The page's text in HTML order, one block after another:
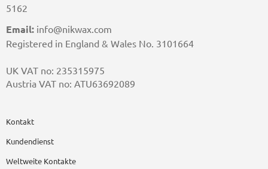
5162
Email: info@nikwax.com
Registered in England & Wales No. 3101664
UK VAT no: 235315975
Austria VAT no: ATU63692089
Kontakt
Kundendienst
Weltweite Kontakte